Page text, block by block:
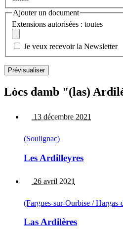
Ajouter un document
Extensions autorisées : toutes
Je veux recevoir la Newsletter
Lòcs damb "(las)
13 décembre 2021
(Soulignac)
Les Ardilleyres
26 avril 2021
(Fargues-sur-Ourbise / Hargas-
Las Ardilères